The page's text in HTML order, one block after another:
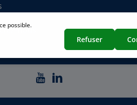
nous
possible.
Refuser